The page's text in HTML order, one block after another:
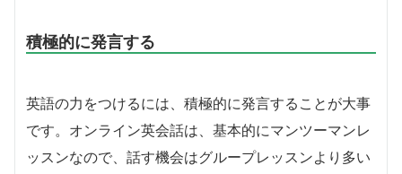
積極的に発言する
英語の力をつけるには、積極的に発言することが大事
です。オンライン英会話は、基本的にマンツーマンレ
ッスンなので、話す機会はグループレッスンより多い